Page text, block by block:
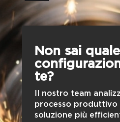
Non sai quale
te?
Il nostro team
processo produttivo
soluzione più